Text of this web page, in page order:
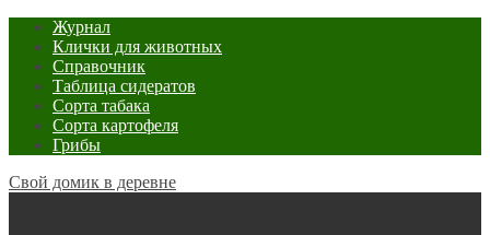
Журнал
Клички для животных
Справочник
Таблица сидератов
Сорта табака
Сорта картофеля
Грибы
Свой домик в деревне